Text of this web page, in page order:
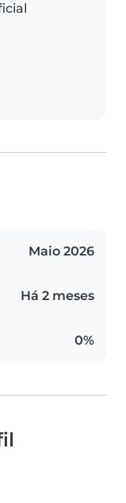
Maio 2026
Há 2 meses
0%